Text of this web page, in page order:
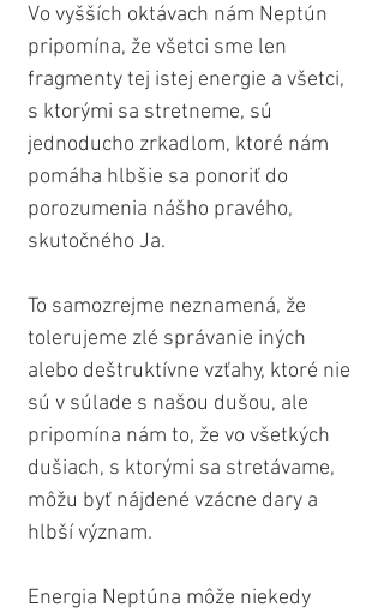
Vo vyšších oktávach nám Neptún
pripomína, že všetci sme len
fragmenty tej istej energie a všetci,
s ktorými sa stretneme, sú
jednoducho zrkadlom, ktoré nám
pomáha hlbšie sa ponoriť do
porozumenia nášho pravého,
skutočného Ja.
To samozrejme neznamená, že
tolerujeme zlé správanie iných
alebo deštruktívne vzťahy, ktoré nie
sú v súlade s našou dušou, ale
pripomína nám to, že vo všetkých
dušiach, s ktorými sa stretávame,
môžu byť nájdené vzácne dary a
hlbší význam.
Energia Neptúna môže niekedy